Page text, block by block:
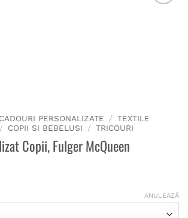
CADOURI PERSONALIZATE / TEXTILE
/ COPII SI BEBELUSI / TRICOURI
Copii, Fulger McQueen
ANULEAZĂ